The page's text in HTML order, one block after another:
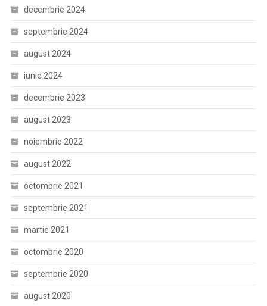
decembrie 2024
septembrie 2024
august 2024
iunie 2024
decembrie 2023
august 2023
noiembrie 2022
august 2022
octombrie 2021
septembrie 2021
martie 2021
octombrie 2020
septembrie 2020
august 2020